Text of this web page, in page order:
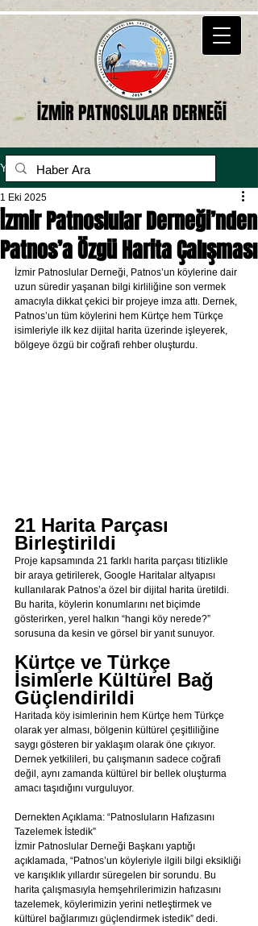
İZMİR PATNOSLULAR DERNEĞİ
Yazı
İzmir Patnoslular Derneği’nden
Patnos’a Özgü Harita Çalışması
1 Eki 2025
İzmir Patnoslular Derneği, Patnos’un köylerine dair
uzun süredir yaşanan bilgi kirliliğine son vermek
amacıyla dikkat çekici bir projeye imza attı. Dernek,
Patnos’un tüm köylerini hem Kürtçe hem Türkçe
isimleriyle ilk kez dijital harita üzerinde işleyerek,
bölgeye özgü bir coğrafi rehber oluşturdu.
21 Harita Parçası
Birleştirildi
Proje kapsamında 21 farklı harita parçası titizlikle
bir araya getirilerek, Google Haritalar altyapısı
kullanılarak Patnos’a özel bir dijital harita üretildi.
Bu harita, köylerin konumlarını net biçimde
gösterirken, yerel halkın “hangi köy nerede?”
sorusuna da kesin ve görsel bir yanıt sunuyor.
Kürtçe ve Türkçe
İsimlerle Kültürel Bağ
Güçlendirildi
Haritada köy isimlerinin hem Kürtçe hem Türkçe
olarak yer alması, bölgenin kültürel çeşitliliğine
saygı gösteren bir yaklaşım olarak öne çıkıyor.
Dernek yetkilileri, bu çalışmanın sadece coğrafi
değil, aynı zamanda kültürel bir bellek oluşturma
amacı taşıdığını vurguluyor.
Dernekten Açıklama: “Patnosluların Hafızasını
Tazelemek İstedik”
İzmir Patnoslular Derneği Başkanı yaptığı
açıklamada, “Patnos’un köyleriyle ilgili bilgi eksikliği
ve karışıklık yıllardır süregelen bir sorundu. Bu
harita çalışmasıyla hemşehrilerimizin hafızasını
tazelemek, köylerimizin yerini netleştirmek ve
kültürel bağlarımızı güçlendirmek istedik” dedi.